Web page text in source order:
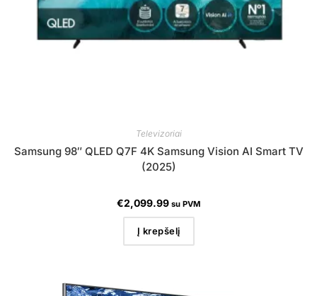
Televizoriai
Samsung 98″ QLED Q7F 4K Samsung Vision AI Smart TV
(2025)
€2,099.99 su PVM
Į krepšelį